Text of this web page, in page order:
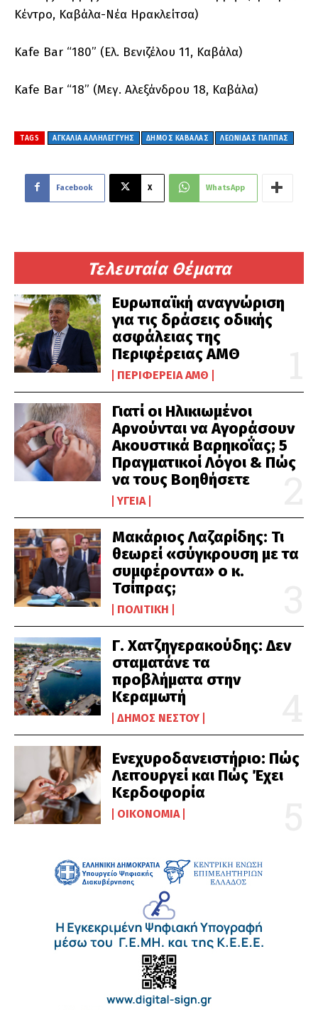
Τελευταία Θέματα
Ευρωπαϊκή αναγνώριση
για τις δράσεις οδικής
ασφάλειας της
Περιφέρειας ΑΜΘ
ΠΕΡΙΦΈΡΕΙΑ ΑΜΘ
Γιατί οι Ηλικιωμένοι
Αρνούνται να Αγοράσουν
Ακουστικά Βαρηκοΐας; 5
Πραγματικοί Λόγοι & Πώς
να τους Βοηθήσετε
ΥΓΕΊΑ
Μακάριος Λαζαρίδης: Τι
θεωρεί «σύγκρουση με τα
συμφέροντα» ο κ.
Τσίπρας;
ΠΟΛΙΤΙΚΉ
Γ. Χατζηγερακούδης: Δεν
σταματάνε τα
προβλήματα στην
Κεραμωτή
ΔΉΜΟΣ ΝΈΣΤΟΥ
Ενεχυροδανειστήριο: Πώς
Λειτουργεί και Πώς Έχει
Κερδοφορία
ΟΙΚΟΝΟΜΊΑ
Κέντρο, Καβάλα-Νέα Ηρακλείτσα)
Kafe Bar “180” (Ελ. Βενιζέλου 11, Καβάλα)
Kafe Bar “18” (Μεγ. Αλεξάνδρου 18, Καβάλα)
TAGS ΑΓΚΑΛΙΑ ΑΛΛΗΛΕΓΓΥΗΣ ΔΗΜΟΣ ΚΑΒΑΛΑΣ ΛΕΩΝΙΔΑΣ ΠΑΠΠΑΣ
Facebook X WhatsApp